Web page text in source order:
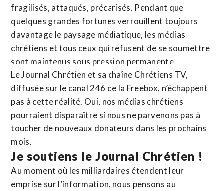
fragilisés, attaqués, précarisés. Pendant que
quelques grandes fortunes verrouillent toujours
davantage le paysage médiatique, les médias
chrétiens et tous ceux qui refusent de se soumettre
sont maintenus sous pression permanente.
Le Journal Chrétien et sa chaîne Chrétiens TV,
diffusée sur le canal 246 de la Freebox, n’échappent
pas à cette réalité. Oui, nos médias chrétiens
pourraient disparaître si nous ne parvenons pas à
toucher de nouveaux donateurs dans les prochains
mois.
Je soutiens le Journal Chrétien !
Au moment où les milliardaires étendent leur
emprise sur l’information, nous pensons au